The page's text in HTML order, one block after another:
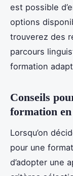
est possible
options
trouverez des
parcours
formation
Conseils
formation en
Lorsqu’on
pour une
d’adopter une